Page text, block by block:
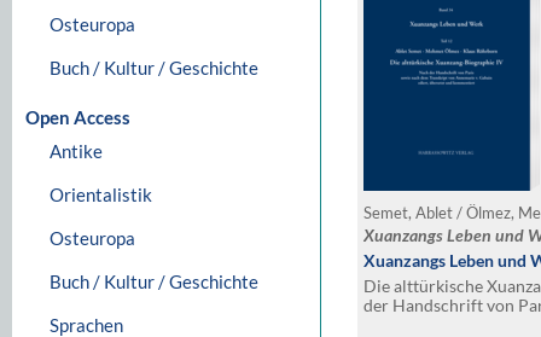
Osteuropa
Buch / Kultur / Geschichte
Open Access
Antike
Orientalistik
Osteuropa
Buch / Kultur / Geschichte
Sprachen
Semet, Ablet / Ölmez,
Xuanzangs Leben und
Xuanzangs Leben und
Die alttürkische
der Handschrift von